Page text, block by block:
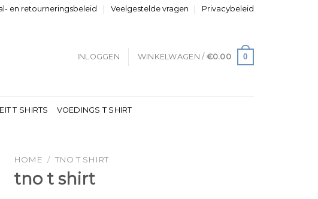
en retourneringsbeleid Veelgestelde vragen Privacybeleid
INLOGGEN WINKELWAGEN / €0.00 0
T SHIRTS VOEDINGS T SHIRT
HOME / TNO T SHIRT
tno t shirt